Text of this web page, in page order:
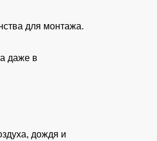
для монтажа.
даже в
дождя и